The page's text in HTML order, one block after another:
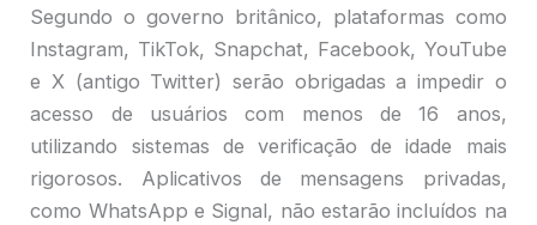
Segundo o governo britânico, plataformas como
Instagram, TikTok, Snapchat, Facebook, YouTube
e X (antigo Twitter) serão obrigadas a impedir o
acesso de usuários com menos de 16 anos,
utilizando sistemas de verificação de idade mais
rigorosos. Aplicativos de mensagens privadas,
como WhatsApp e Signal, não estarão incluídos na